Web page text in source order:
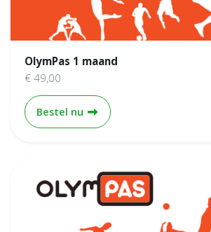
OlymPas 1 maand
€ 49,00
Bestel nu OlymPas 1 maand